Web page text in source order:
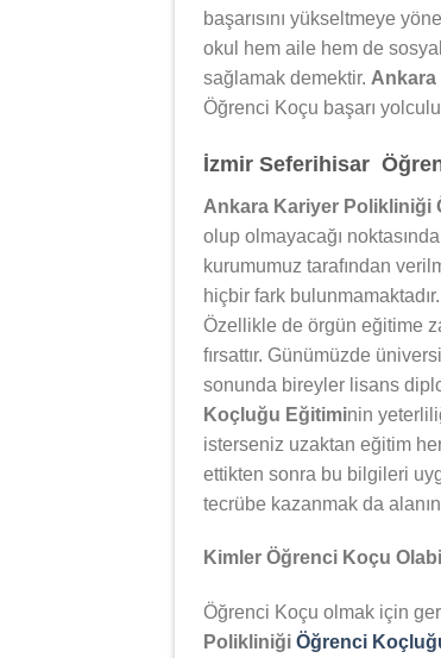
başarısını yükseltmeye
okul hem aile hem de
sağlamak demektir.
Öğrenci Koçu başarı
İzmir Seferihisar
Ankara Kariyer Polikliniği
olup olmayacağı
kurumumuz tarafından
hiçbir fark
Özellikle de örgün eğitime
fırsattır. Günümüzde
sonunda bireyler lisans
Koçluğu Eğitiminin
isterseniz uzaktan eğitim
ettikten sonra bu bilgileri
tecrübe kazanmak da
Kimler Öğrenci Koçu
Öğrenci Koçu olmak için
Polikliniği Öğrenci